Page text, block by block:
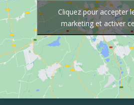
Cliquez pour accepter
marketing et activer